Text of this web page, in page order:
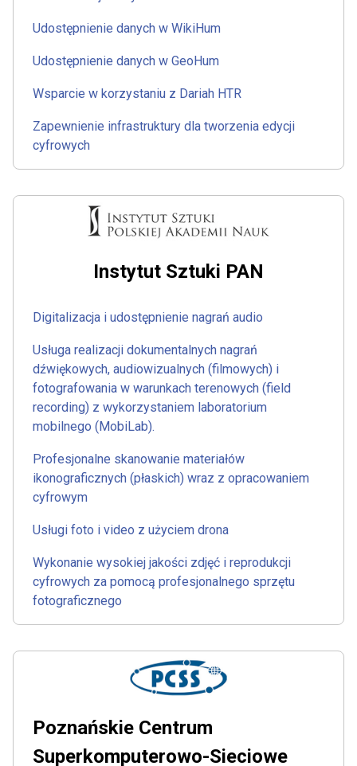
Udostępnienie danych w WikiHum
Udostępnienie danych w GeoHum
Wsparcie w korzystaniu z Dariah HTR
Zapewnienie infrastruktury dla tworzenia edycji
cyfrowych
Instytut Sztuki PAN
Digitalizacja i udostępnienie nagrań audio
Usługa realizacji dokumentalnych nagrań
dźwiękowych, audiowizualnych (filmowych) i
fotografowania w warunkach terenowych (field
recording) z wykorzystaniem laboratorium
mobilnego (MobiLab).
Profesjonalne skanowanie materiałów
ikonograficznych (płaskich) wraz z opracowaniem
cyfrowym
Usługi foto i video z użyciem drona
Wykonanie wysokiej jakości zdjęć i reprodukcji
cyfrowych za pomocą profesjonalnego sprzętu
fotograficznego
Poznańskie Centrum
Superkomputerowo-Sieciowe